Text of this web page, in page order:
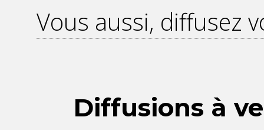
Vous aussi, diffusez
Diffusions à